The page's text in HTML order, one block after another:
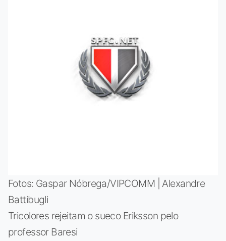
Fotos: Gaspar Nóbrega/VIPCOMM | Alexandre
Battibugli
Tricolores rejeitam o sueco Eriksson pelo
professor Baresi